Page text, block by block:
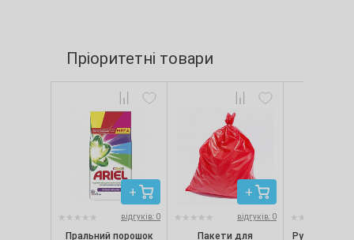
Пріоритетні товари
відгуків: 0
Пральний порошок
відгуків: 0
Пакети для Рукавички